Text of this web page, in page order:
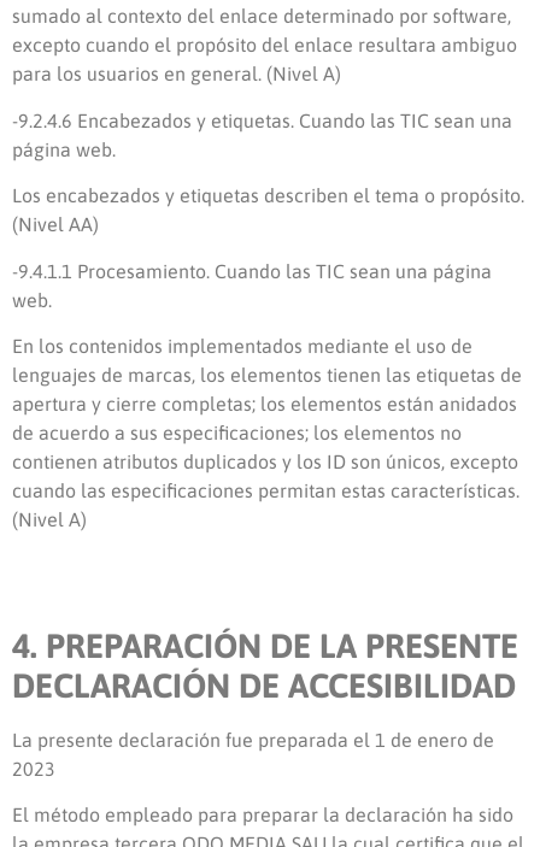
sumado al contexto del enlace determinado por software,
excepto cuando el propósito del enlace resultara ambiguo
para los usuarios en general. (Nivel A)
-9.2.4.6 Encabezados y etiquetas. Cuando las TIC sean una
página web.
Los encabezados y etiquetas describen el tema o propósito.
(Nivel AA)
-9.4.1.1 Procesamiento. Cuando las TIC sean una página
web.
En los contenidos implementados mediante el uso de
lenguajes de marcas, los elementos tienen las etiquetas de
apertura y cierre completas; los elementos están anidados
de acuerdo a sus especificaciones; los elementos no
contienen atributos duplicados y los ID son únicos, excepto
cuando las especificaciones permitan estas características.
(Nivel A)
4. PREPARACIÓN DE LA PRESENTE
DECLARACIÓN DE ACCESIBILIDAD
La presente declaración fue preparada el 1 de enero de
2023
El método empleado para preparar la declaración ha sido